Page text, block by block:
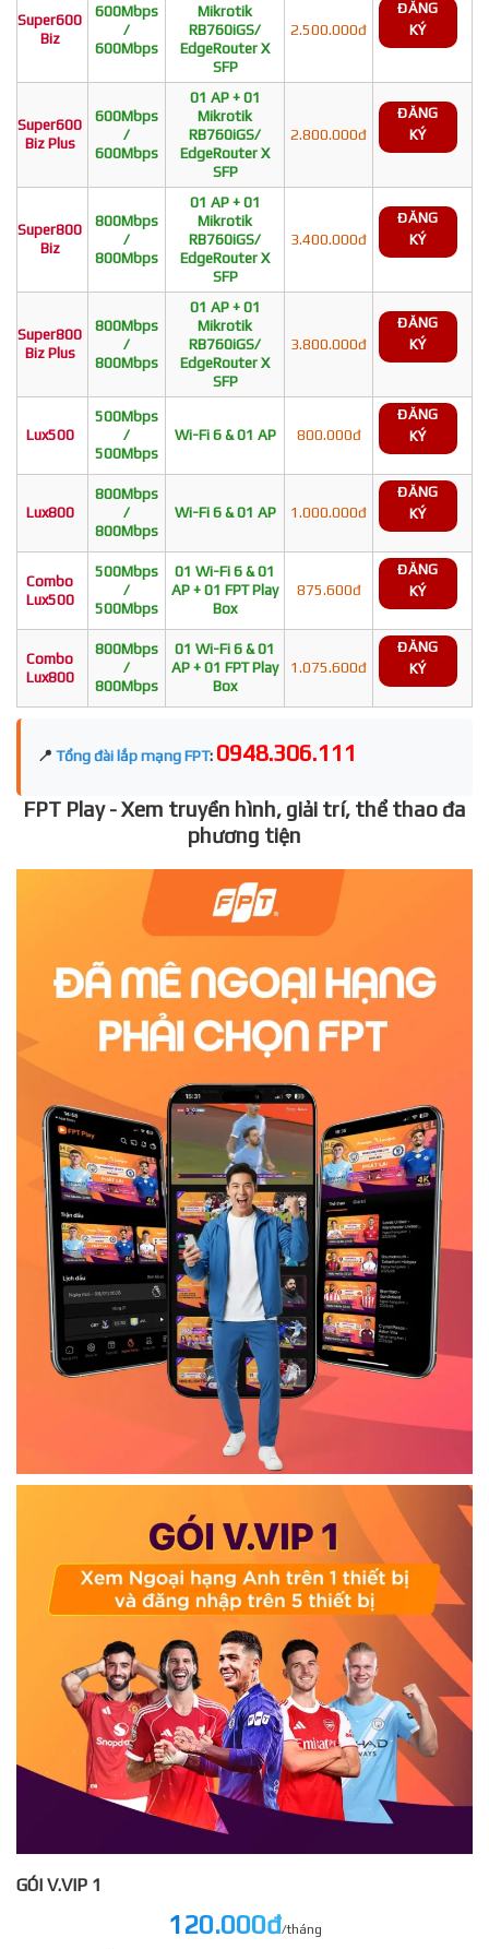
Super600
Biz
600Mbps
/
600Mbps
Mikrotik
RB760iGS/
EdgeRouter X
SFP
2.500.000đ
ĐĂNG
KÝ
Super600
Biz Plus
600Mbps
/
600Mbps
01 AP + 01
Mikrotik
RB760iGS/
EdgeRouter X
SFP
2.800.000đ
ĐĂNG
KÝ
Super800
Biz
800Mbps
/
800Mbps
01 AP + 01
Mikrotik
RB760iGS/
EdgeRouter X
SFP
3.400.000đ
ĐĂNG
KÝ
Super800
Biz Plus
800Mbps
/
800Mbps
01 AP + 01
Mikrotik
RB760iGS/
EdgeRouter X
SFP
3.800.000đ
ĐĂNG
KÝ
Lux500
500Mbps
/
500Mbps
Wi-Fi 6 & 01 AP 800.000đ
ĐĂNG
KÝ
Lux800
800Mbps
/
800Mbps
Wi-Fi 6 & 01 AP 1.000.000đ
ĐĂNG
KÝ
Combo
Lux500
500Mbps
/
500Mbps
01 Wi-Fi 6 & 01
AP + 01 FPT Play
Box
875.600đ
ĐĂNG
KÝ
Combo
Lux800
800Mbps
/
800Mbps
01 Wi-Fi 6 & 01
AP + 01 FPT Play
Box
1.075.600đ
ĐĂNG
KÝ
📍 Tổng đài lắp mạng FPT: 0948.306.111
FPT Play - Xem truyền hình, giải trí, thể thao đa
phương tiện
GÓI V.VIP 1
120.000đ/tháng